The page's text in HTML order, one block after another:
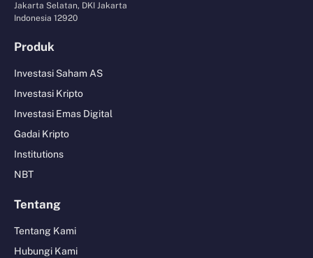
Jakarta Selatan, DKI Jakarta
Indonesia 12920
Produk
Investasi Saham AS
Investasi Kripto
Investasi Emas Digital
Gadai Kripto
Institutions
NBT
Tentang
Tentang Kami
Hubungi Kami